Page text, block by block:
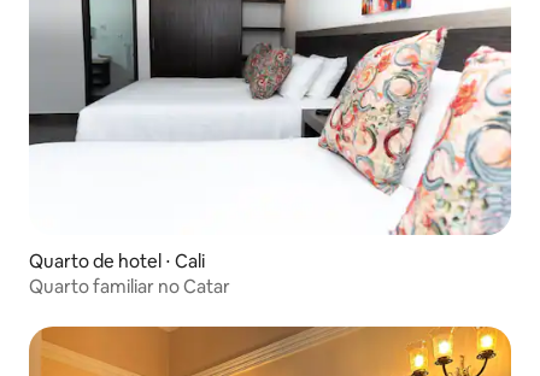
Quarto de hotel ⋅ Cali
Quarto familiar no Catar